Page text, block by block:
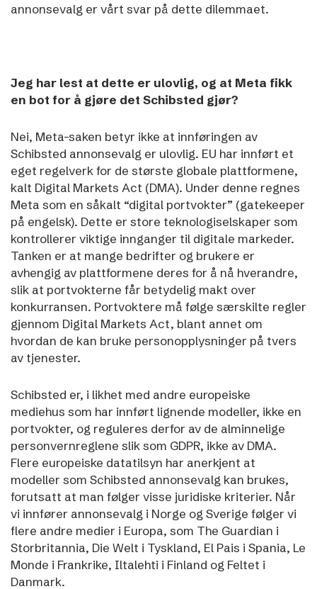
annonsevalg er vårt svar på dette dilemmaet.
Jeg har lest at dette er ulovlig, og at Meta fikk
en bot for å gjøre det Schibsted gjør?
Nei, Meta-saken betyr ikke at innføringen av
Schibsted annonsevalg er ulovlig. EU har innført et
eget regelverk for de største globale plattformene,
kalt Digital Markets Act (DMA). Under denne regnes
Meta som en såkalt “digital portvokter” (gatekeeper
på engelsk). Dette er store teknologiselskaper som
kontrollerer viktige innganger til digitale markeder.
Tanken er at mange bedrifter og brukere er
avhengig av plattformene deres for å nå hverandre,
slik at portvokterne får betydelig makt over
konkurransen. Portvoktere må følge særskilte regler
gjennom Digital Markets Act, blant annet om
hvordan de kan bruke personopplysninger på tvers
av tjenester.
Schibsted er, i likhet med andre europeiske
mediehus som har innført lignende modeller, ikke en
portvokter, og reguleres derfor av de alminnelige
personvernreglene slik som GDPR, ikke av DMA.
Flere europeiske datatilsyn har anerkjent at
modeller som Schibsted annonsevalg kan brukes,
forutsatt at man følger visse juridiske kriterier. Når
vi innfører annonsevalg i Norge og Sverige følger vi
flere andre medier i Europa, som The Guardian i
Storbritannia, Die Welt i Tyskland, El Pais i Spania, Le
Monde i Frankrike, Iltalehti i Finland og Feltet i
Danmark.